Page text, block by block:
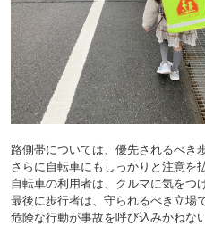
路側帯については、優先されるべき
さらに自転車にもしっかりと注意を
自転車の利用者は、クルマに気をつ
最後に歩行者は、守られるべき立場
危険な行動が事故を呼び込みかねな